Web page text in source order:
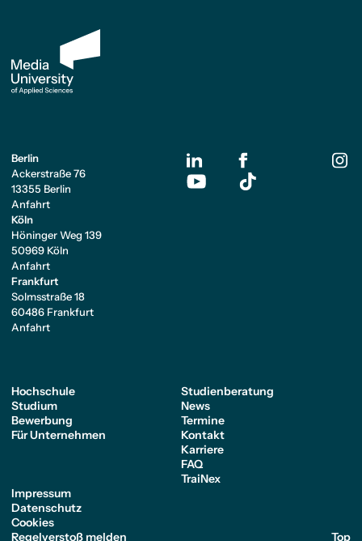
Berlin
Ackerstraße 76
13355 Berlin
Anfahrt
Köln
Höninger Weg 139
50969 Köln
Anfahrt
Frankfurt
Solmsstraße 18
60486 Frankfurt
Anfahrt
Hochschule
Studium
Bewerbung
Für Unternehmen
Studienberatung
News
Termine
Kontakt
Karriere
FAQ
TraiNex
Impressum
Datenschutz
Cookies
Regelverstoß melden
Top